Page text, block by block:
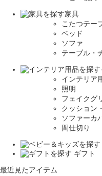
家具
こたつテー
ベッド
ソファ
テーブル・
インテリア
照明
フェイクグ
クッション
ソファーカ
間仕切り
ギフト
最近見たアイテム